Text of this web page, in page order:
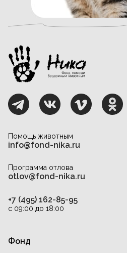
Помощь животным
info@fond-nika.ru
Программа отлова
otlov@fond-nika.ru
+7 (495) 162-85-95
с 09:00 до 18:00
Фонд